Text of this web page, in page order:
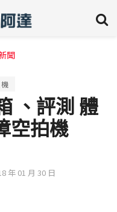
聞
、評測 體
空拍機
年 01 月 30 日